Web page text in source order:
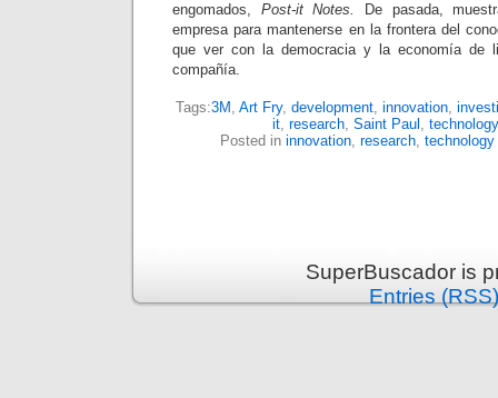
engomados, Post-it Notes.
De pasada,
empresa para mantenerse en la frontera del
que ver con la democracia y la economía de
compañía.
Tags:3M , Art Fry, development, innovation,
it, research, Saint Paul , technology
Posted in innovation, research, technology
SuperBuscador is
Entries (RSS)